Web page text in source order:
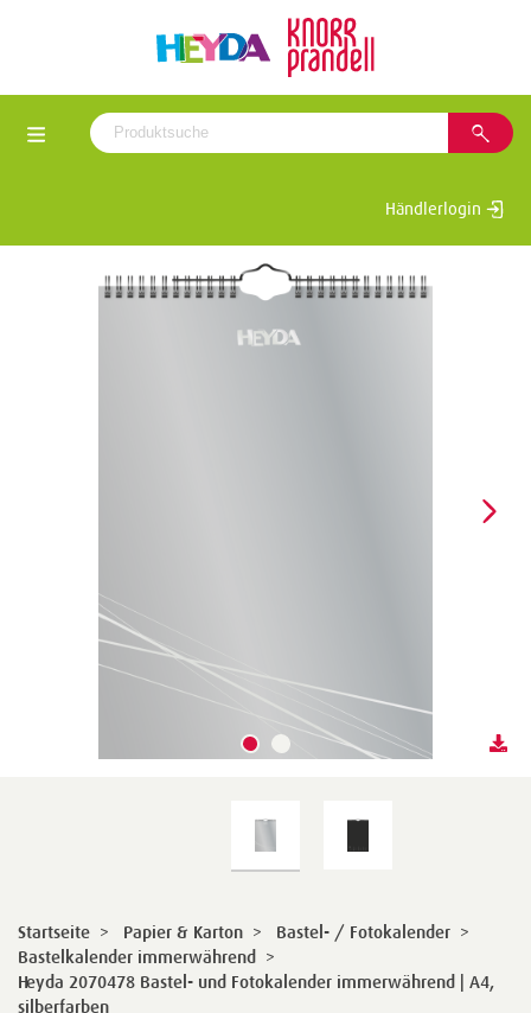
Händlerlogin
Startseite > Papier & Karton > Bastel- / Fotokalender >
Bastelkalender immerwährend
>
Heyda 2070478 Bastel- und Fotokalender immerwährend | A4,
silberfarben